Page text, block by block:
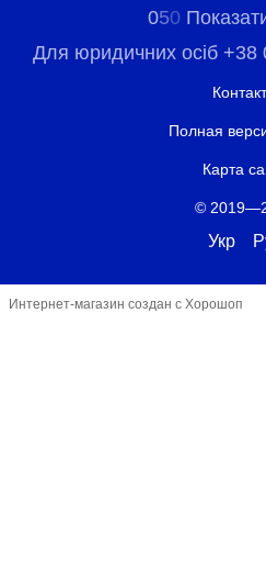
050
Для юридичних осіб +38
Полная
Карта
©
Укр
Интернет-магазин создан с Хорошоп